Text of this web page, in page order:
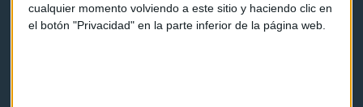
cualquier momento volviendo a este sitio y haciendo clic en
el botón "Privacidad" en la parte inferior de la página web.
Contacto